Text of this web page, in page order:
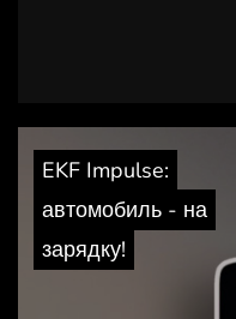
EKF Impulse:
автомобиль - на
зарядку!